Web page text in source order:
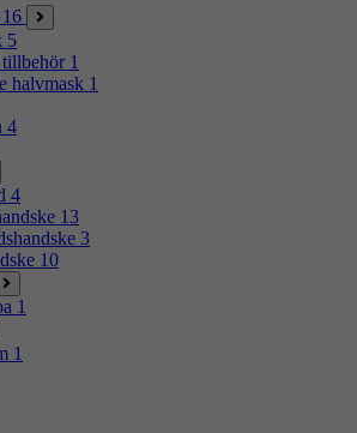
16
5
1
halvmask 1
4
4
13
3
10
1
1